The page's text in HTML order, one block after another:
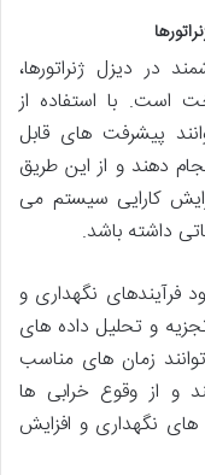
در دیزل ژنراتورها،
است. با استفاده از
پیشرفت های قابل
دهند و از این طریق
کارایی سیستم می
داشته باشد.
فرآیندهای نگهداری و
و تحلیل داده های
زمان های مناسب
و از وقوع خرابی ها
نگهداری و افزایش